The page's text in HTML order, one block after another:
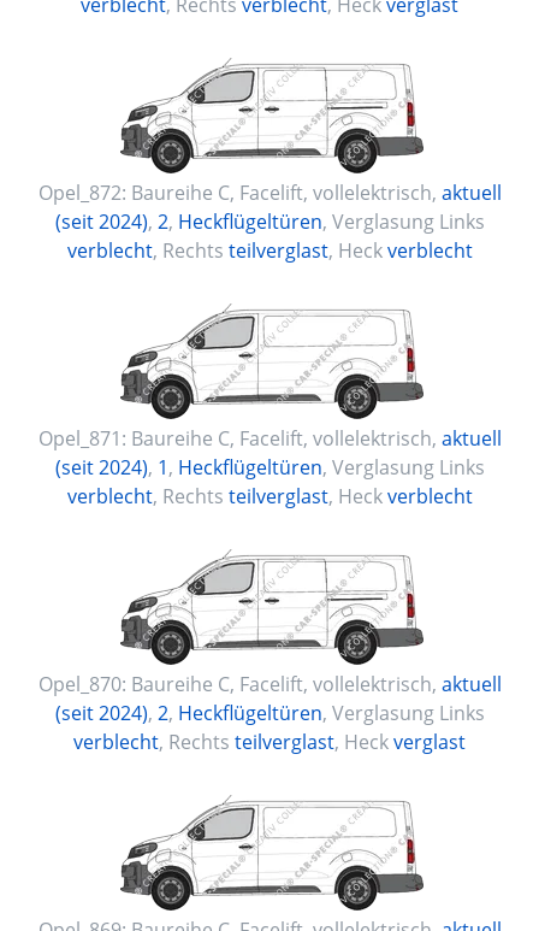
Opel_872: Baureihe C, Facelift, vollelektrisch, aktuell
(seit 2024), 2, Heckflügeltüren, Verglasung Links
verblecht, Rechts teilverglast, Heckverblecht
Opel_871: Baureihe C, Facelift, vollelektrisch, aktuell
(seit 2024), 1, Heckflügeltüren, Verglasung Links
verblecht, Rechts teilverglast, Heckverblecht
Opel_870: Baureihe C, Facelift, vollelektrisch, aktuell
(seit 2024), 2, Heckflügeltüren, Verglasung Links
verblecht, Rechts teilverglast, Heckverglast